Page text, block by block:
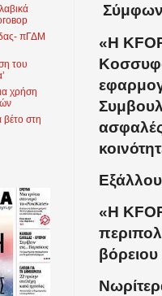
«Η
ασφαλές
«Η
πΓΔΜ
του
χρήση
βέτο στη